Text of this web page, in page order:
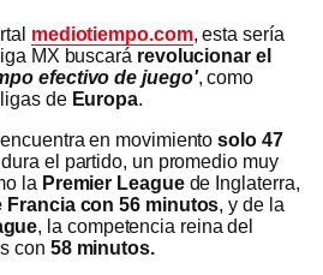
mediotiempo.com, esta sería
MX buscará revolucionar el
efectivo de juego', como
de Europa.
en movimientosolo 47
el partido, un promedio muy
la Premier Leaguede Inglaterra,
Francia con 56 minutos, y de la
, la competencia reina del
con 58 minutos.